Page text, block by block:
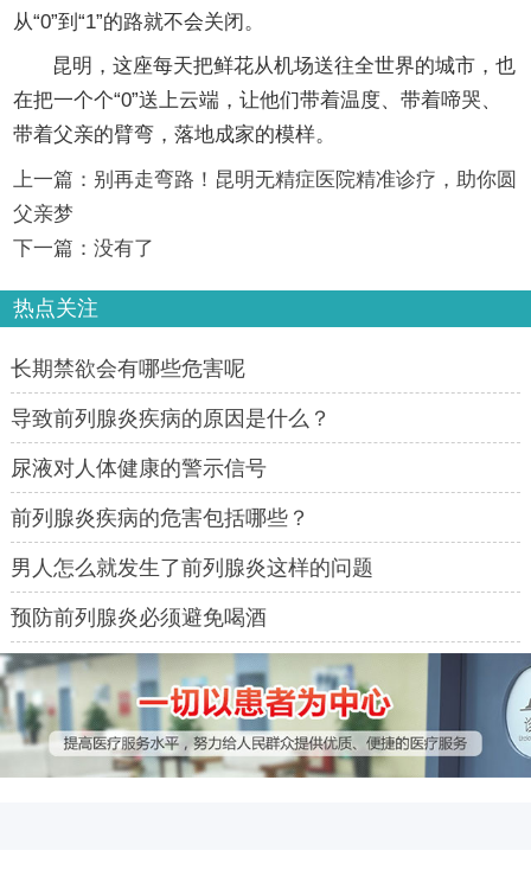
从“0”到“1”的路就不会关闭。
昆明，这座每天把鲜花从机场送往全世界的城市，也
在把一个个“0”送上云端，让他们带着温度、带着啼哭、
带着父亲的臂弯，落地成家的模样。
上一篇： 别再走弯路！昆明无精症医院精准诊疗，助你圆
父亲梦
下一篇：没有了
热点关注
长期禁欲会有哪些危害呢
导致前列腺炎疾病的原因是什么？
尿液对人体健康的警示信号
前列腺炎疾病的危害包括哪些？
男人怎么就发生了前列腺炎这样的问题
预防前列腺炎必须避免喝酒